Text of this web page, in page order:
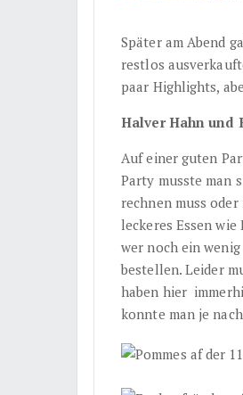
Später am Abend
restlos
paar Highlights,
Halver Hahn und
Auf einer guten
Party musste man
rechnen muss
leckeres Essen
wer noch ein
bestellen. Leider
haben hier
konnte man je